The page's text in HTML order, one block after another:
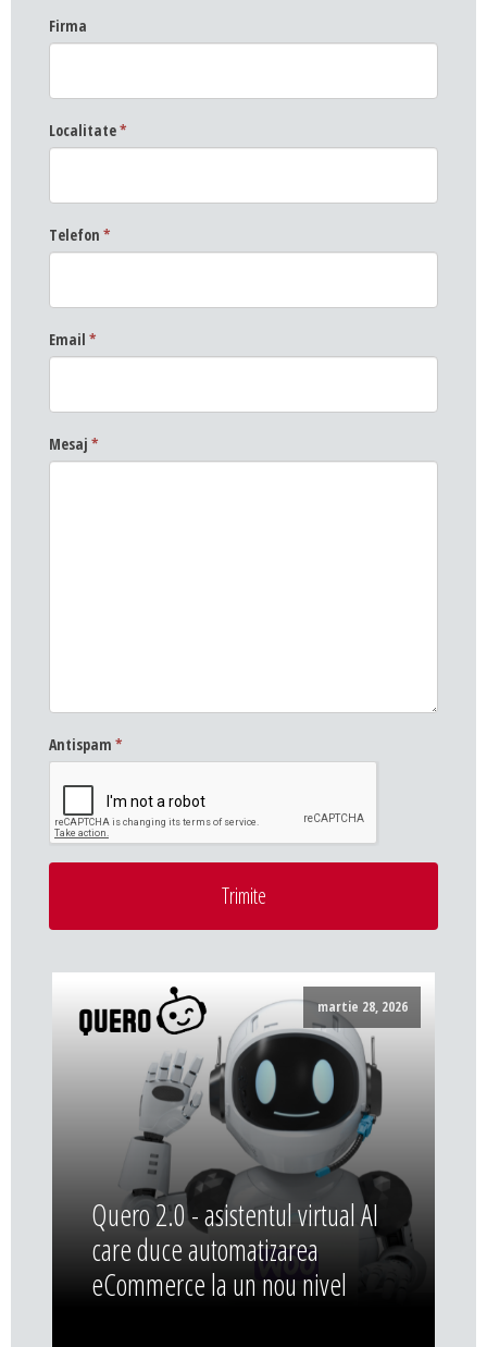
Firma
Localitate*
Telefon *
Email *
Mesaj *
Antispam *
Trimite
martie 28, 2026
Quero 2.0 - asistentul virtual AI
care duce automatizarea
eCommerce la un nou nivel